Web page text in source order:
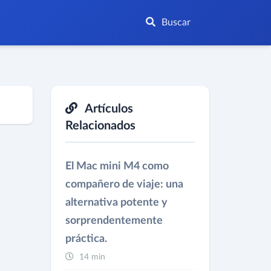
Buscar
Artículos
Relacionados
El Mac mini M4 como
compañero de viaje: una
alternativa potente y
sorprendentemente
práctica.
14 min